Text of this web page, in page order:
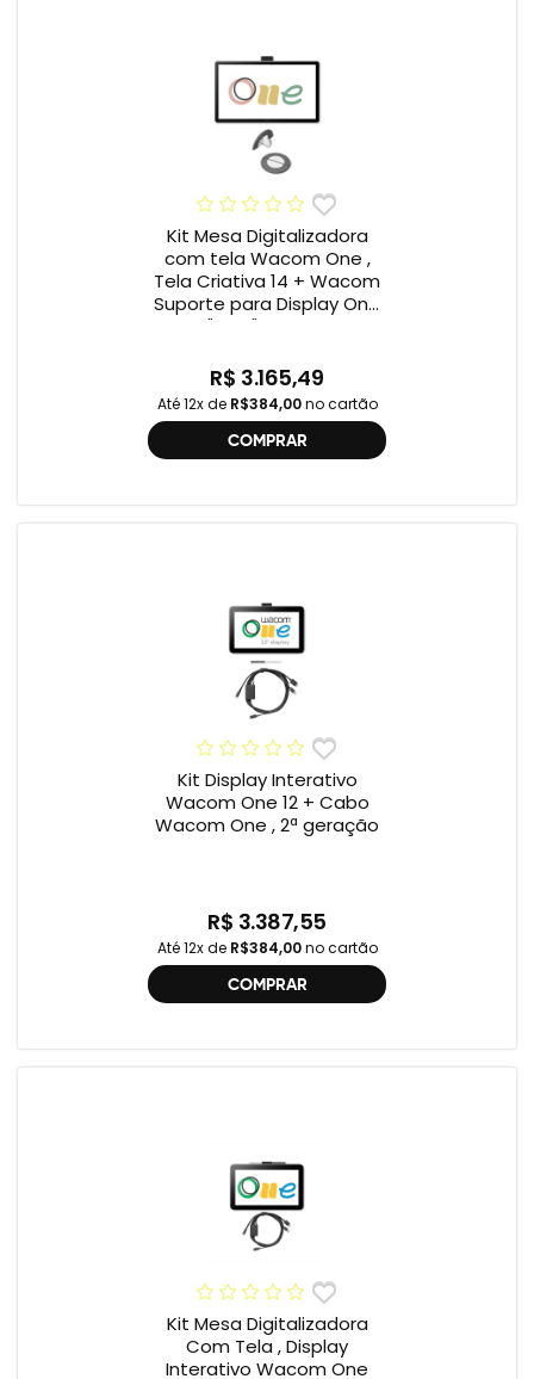
Kit Mesa Digitalizadora
com tela Wacom One ,
Tela Criativa 14 + Wacom
Suporte para Display One
12" e 13" ACK649Z
R$ 3.165,49
Até 12x de R$384,00no cartão
COMPRAR
Kit Display Interativo
Wacom One 12 + Cabo
Wacom One , 2ª geração
R$ 3.387,55
Até 12x de R$384,00no cartão
COMPRAR
Kit Mesa Digitalizadora
Com Tela , Display
Interativo Wacom One